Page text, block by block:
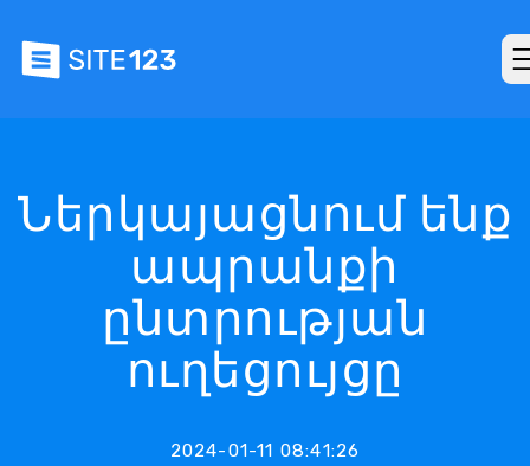
Ներկայացնում ենք
ապրանքի
ընտրության
ուղեցույցը
2024-01-11 08:41:26